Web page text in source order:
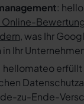
:
, was Ihr
in Ihr
hellomateo
zu-Ende-